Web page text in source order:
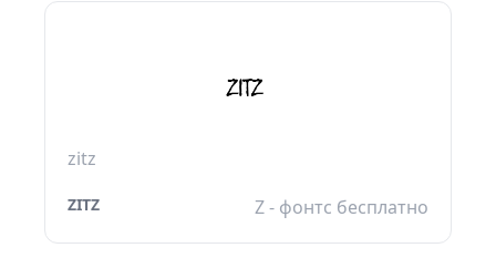
zitz
ZITZ Z - фонтс бесплатно